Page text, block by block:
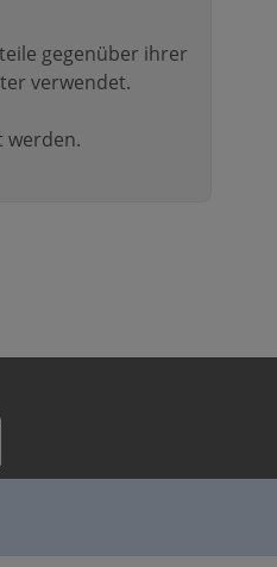
gegenüber ihrer
verwendet.
werden.